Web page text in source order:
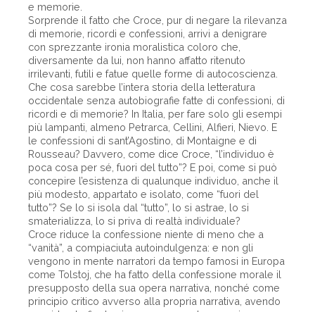
e memorie.
Sorprende il fatto che Croce, pur di negare la rilevanza
di memorie, ricordi e confessioni, arrivi a denigrare
con sprezzante ironia moralistica coloro che,
diversamente da lui, non hanno affatto ritenuto
irrilevanti, futili e fatue quelle forme di autocoscienza.
Che cosa sarebbe l’intera storia della letteratura
occidentale senza autobiografie fatte di confessioni, di
ricordi e di memorie? In Italia, per fare solo gli esempi
più lampanti, almeno Petrarca, Cellini, Alfieri, Nievo. E
le confessioni di sant’Agostino, di Montaigne e di
Rousseau? Davvero, come dice Croce, “l’individuo è
poca cosa per sé, fuori del tutto”? E poi, come si può
concepire l’esistenza di qualunque individuo, anche il
più modesto, appartato e isolato, come “fuori del
tutto”? Se lo si isola dal “tutto”, lo si astrae, lo si
smaterializza, lo si priva di realtà individuale?
Croce riduce la confessione niente di meno che a
“vanità”, a compiaciuta autoindulgenza: e non gli
vengono in mente narratori da tempo famosi in Europa
come Tolstoj, che ha fatto della confessione morale il
presupposto della sua opera narrativa, nonché come
principio critico avverso alla propria narrativa, avendo